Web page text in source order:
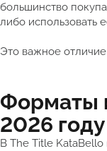
большинство
либо использовать
Это важное
Форматы
2026 году
В The Title